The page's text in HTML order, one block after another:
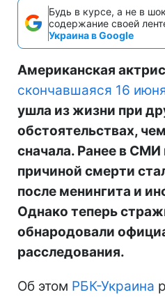
Будь в курсе, а не в
содержание своей
Украина в Google
Американская
скончавшаяся 16
ушла из жизни при
обстоятельствах,
сначала. Ранее в СМИ
причиной смерти
после менингита и
Однако теперь
обнародовали
расследования.
Об этом РБК-Украина